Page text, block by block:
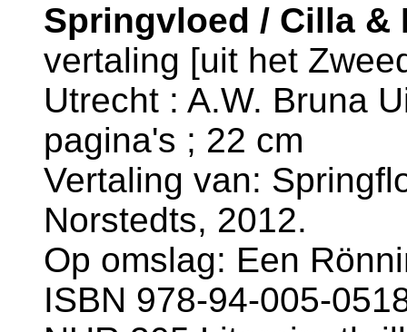
Springvloed / Cilla &
vertaling [uit het
Utrecht : A.W. Bruna
pagina's ; 22 cm
Vertaling van:
Norstedts, 2012.
Op omslag: Een
ISBN 978-94-005-